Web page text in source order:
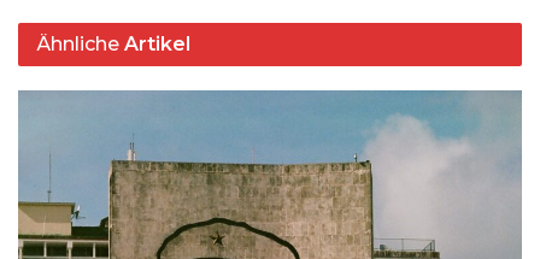
k
Ähnliche Artikel